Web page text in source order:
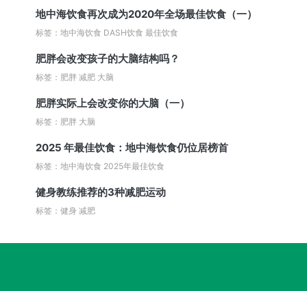
地中海饮食再次成为2020年全场最佳饮食（一）
标签：地中海饮食 DASH饮食 最佳饮食
肥胖会改变孩子的大脑结构吗？
标签：肥胖 减肥 大脑
肥胖实际上会改变你的大脑（一）
标签：肥胖 大脑
2025 年最佳饮食：地中海饮食仍位居榜首
标签：地中海饮食 2025年最佳饮食
健身教练推荐的3种减肥运动
标签：健身 减肥